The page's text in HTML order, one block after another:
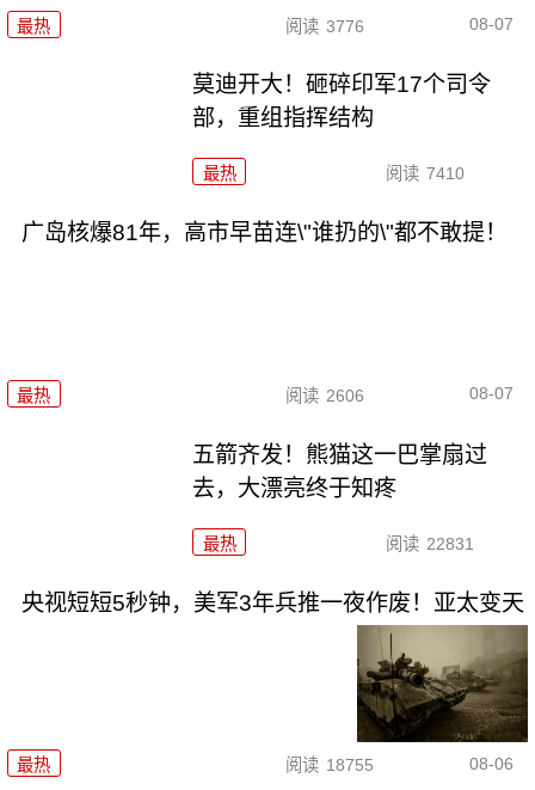
最热 阅读 3776 08-07
莫迪开大！砸碎印军17个司令
部，重组指挥结构
最热 阅读 7410
广岛核爆81年，高市早苗连\"谁扔的\"都不敢提！
最热 阅读 2606 08-07
五箭齐发！熊猫这一巴掌扇过
去，大漂亮终于知疼
最热 阅读 22831
央视短短5秒钟，美军3年兵推一夜作废！亚太变天
最热 阅读 18755 08-06